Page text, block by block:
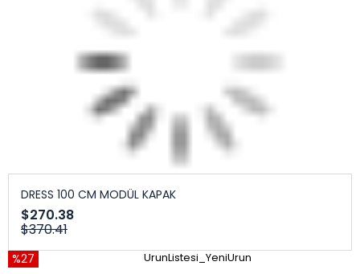
DRESS 100 CM MODÜL KAPAK
$270.38
$370.41
%27 UrunListesi_YeniUrun